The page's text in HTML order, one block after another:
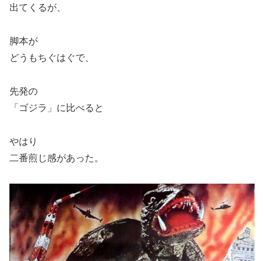
出てくるが、
脚本が
どうもちぐはぐで、
先発の
「ゴジラ」に比べると
やはり
二番煎じ感があった。